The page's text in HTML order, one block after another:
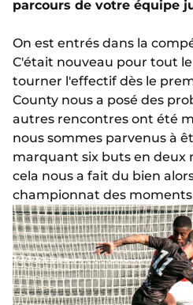
parcours de votre équipe
On est entrés dans la
C'était nouveau pour tout
tourner l'effectif dès le
County nous a posé des
autres rencontres ont été
nous sommes parvenus à
marquant six buts en deux
cela nous a fait du bien
championnat des moments